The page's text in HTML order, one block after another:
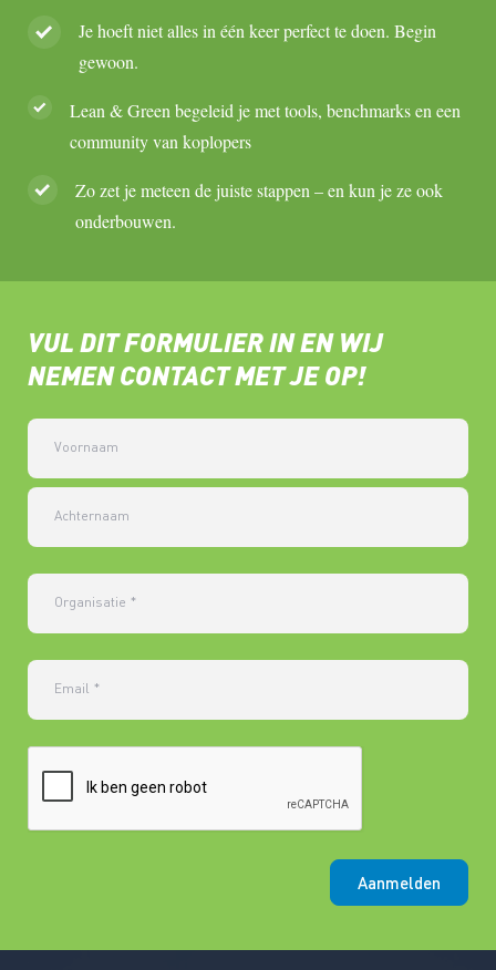
Je hoeft niet alles in één keer perfect te doen. Begin
gewoon.
Lean & Green begeleid je met tools, benchmarks en een
community van koplopers
Zo zet je meteen de juiste stappen – en kun je ze ook
onderbouwen.
VUL DIT FORMULIER IN EN WIJ
NEMEN CONTACT MET JE OP!
Voornaam
Achternaam
Organisatie *
Email *
Aanmelden